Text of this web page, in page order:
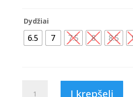
Dydžiai
6.5 7 7.5 8 8.5
Į krepšelį